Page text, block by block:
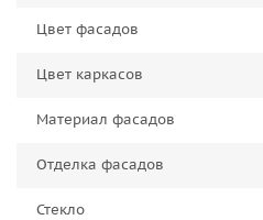
Цвет фасадов
Цвет каркасов
Материал фасадов
Отделка фасадов
Стекло